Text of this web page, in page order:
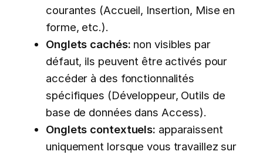
courantes (Accueil, Insertion, Mise en
forme, etc.).
Onglets cachés: non visibles par
défaut, ils peuvent être activés pour
accéder à des fonctionnalités
spécifiques (Développeur, Outils de
base de données dans Access).
Onglets contextuels: apparaissent
uniquement lorsque vous travaillez sur